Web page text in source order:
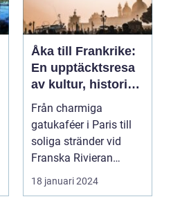
Åka till Frankrike:
En upptäcktsresa
av kultur, historia
och god mat
Från charmiga
gatukaféer i Paris till
soliga stränder vid
Franska Rivieran
Frankrike erbjuder en
må...
18 januari 2024